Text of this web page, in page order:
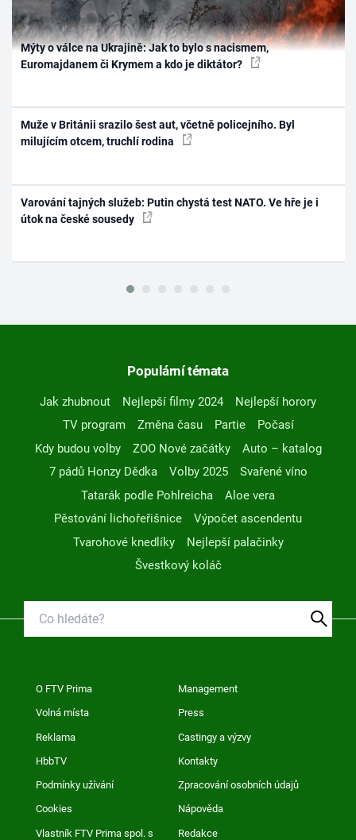
Mýty o válce na Ukrajině: Jak to bylo s nacismem,
Euromajdanem či Krymem a kdo je diktátor?
Muže v Británii srazilo šest aut, včetně policejního. Byl
milujícím otcem, truchlí rodina
Varování tajných služeb: Putin chystá test NATO. Ve hře je i
útok na české sousedy
Populární témata
Jak zhubnout Nejlepší filmy 2024
Nejlepší horory
TV program
Změna času Partie
Počasí
Kdy budou volby
ZOO Nové začátky
Auto – katalog
7 pádů Honzy Dědka
Volby 2025
Svařené víno
Tatarák podle Pohlreicha
Aloe vera
Pěstování lichořeřišnice
Výpočet ascendentu
Tvarohové knedlíky
Nejlepší palačinky
Švestkový koláč
O FTV Prima Management
Volná místa Press
Reklama Castingy a výzvy
HbbTV Kontakty
Podmínky užívání Zpracování osobních údajů
Cookies Nápověda
Vlastník FTV Prima spol. s Redakce